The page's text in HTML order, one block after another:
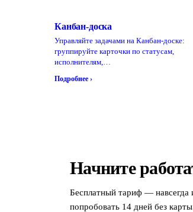
Канбан-доска
Управляйте задачами на Канбан-доске:
группируйте карточки по статусам,
исполнителям,…
Подробнее ›
Начните
Бесплатный тариф —
попробовать 14 дней без